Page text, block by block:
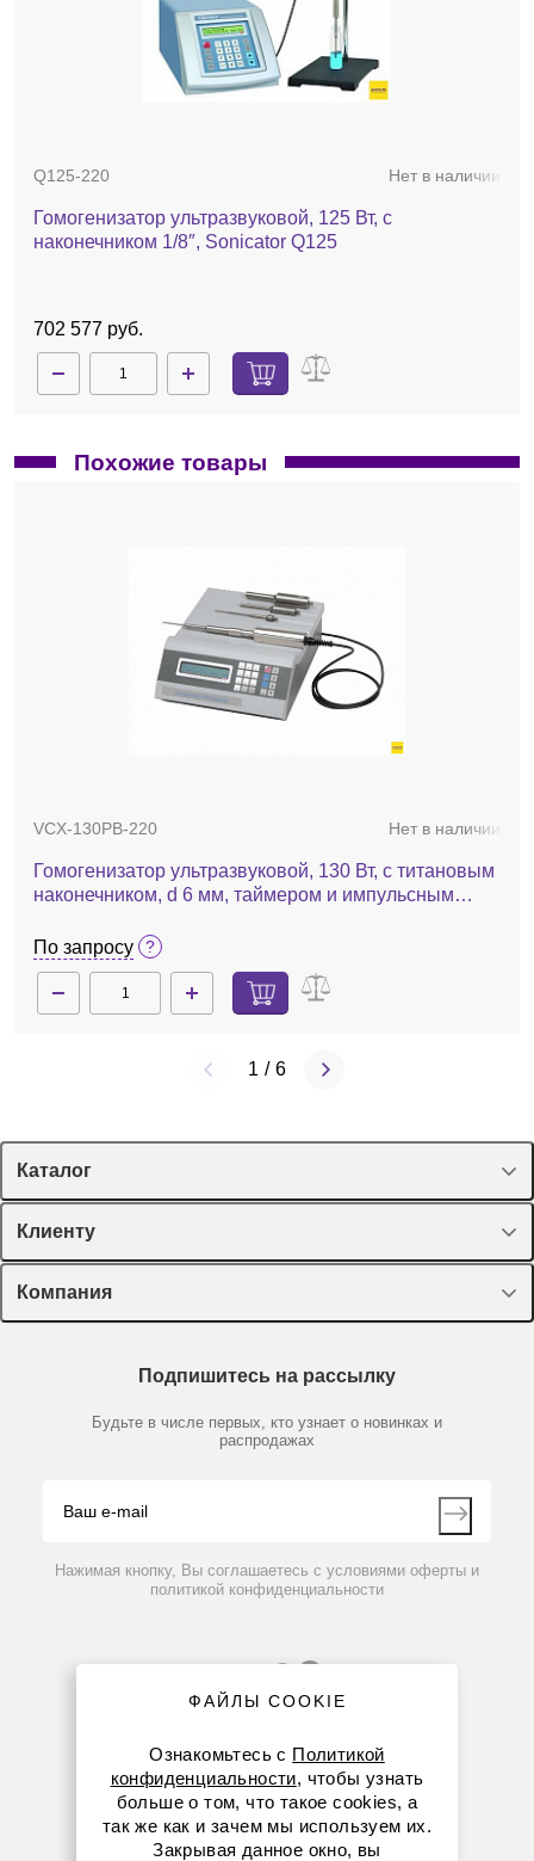
Q125-220 Нет в наличии
Гомогенизатор ультразвуковой, 125 Вт, с
наконечником 1/8″, Sonicator Q125
702 577 руб.
Похожие товары
VCX-130PB-220 Нет в наличии
Гомогенизатор ультразвуковой, 130 Вт, с титановым
наконечником, d 6 мм, таймером и импульсным
По запросу
1 / 6
Каталог
Спецпредложения
Оборудование, приборы
Пластик, стекло, принадлежности
Химические реактивы, препараты, наборы
Производители
Клиенту
Лекторий Диаэм
Доставка и оплата
Мобильное приложение
Компания
Партнеры
Контакты
Подпишитесь на рассылку
Будьте в числе первых, кто узнает о новинках и
распродажах
Нажимая кнопку, Вы соглашаетесь с условиями оферты и
политикой конфиденциальности
8 (800) 234-05-08
+7 (923) 158-67-53
ФАЙЛЫ COOKIE
Ознакомьтесь с Политикой
конфиденциальности, чтобы узнать
больше о том, что такое cookies, а
так же как и зачем мы используем их.
Закрывая данное окно, вы